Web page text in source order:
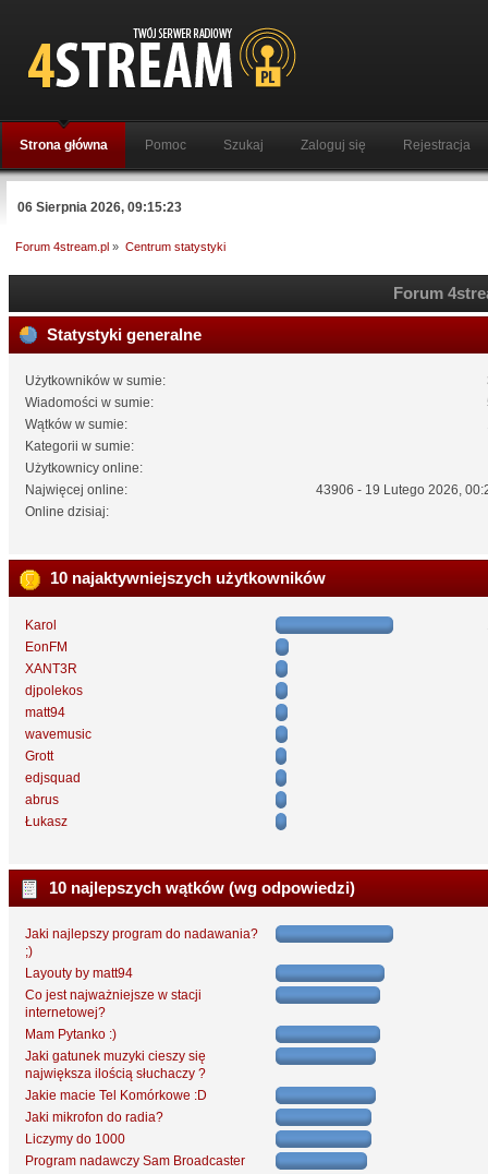
Strona główna Pomoc Szukaj Zaloguj się Rejestracja
06 Sierpnia 2026, 09:15:23
Forum 4stream.pl » Centrum statystyki
Forum
Statystyki generalne
Użytkowników w sumie:
Wiadomości w sumie:
Wątków w sumie:
Kategorii w sumie:
Użytkownicy online:
Najwięcej online:
43906 - 19 Lutego 2026,
Online dzisiaj:
10 najaktywniejszych użytkowników
Karol
EonFM
XANT3R
djpolekos
matt94
wavemusic
Grott
edjsquad
abrus
Łukasz
10 najlepszych wątków (wg odpowiedzi)
Jaki najlepszy program do nadawania?
;)
Layouty by matt94
Co jest najważniejsze w stacji
internetowej?
Mam Pytanko :)
Jaki gatunek muzyki cieszy się
największa ilością słuchaczy ?
Jakie macie Tel Komórkowe :D
Jaki mikrofon do radia?
Liczymy do 1000
Program nadawczy Sam Broadcaster